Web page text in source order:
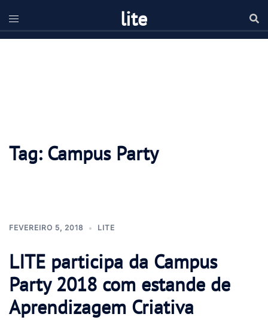
para
o
lite
Tag: Campus Party
FEVEREIRO 5, 2018 LITE
LITE participa da Campus
Party 2018 com estande de
Aprendizagem Criativa